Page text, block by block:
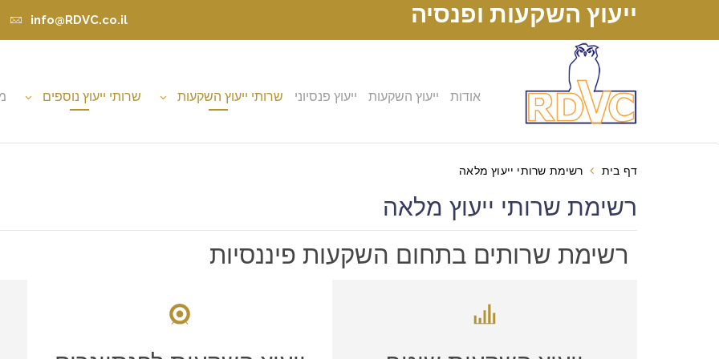
ייעוץ השקעות ופנסיה info@RDVC.co.il
אודות ייעוץ השקעות ייעוץ פנסיוני שרותי ייעוץ השקעות שרותי ייעוץ נוספים
דף בית רשימת שרותי ייעוץ מלאה
רשימת שרותי ייעוץ מלאה
רשימת שרותים בתחום השקעות פיננסיות